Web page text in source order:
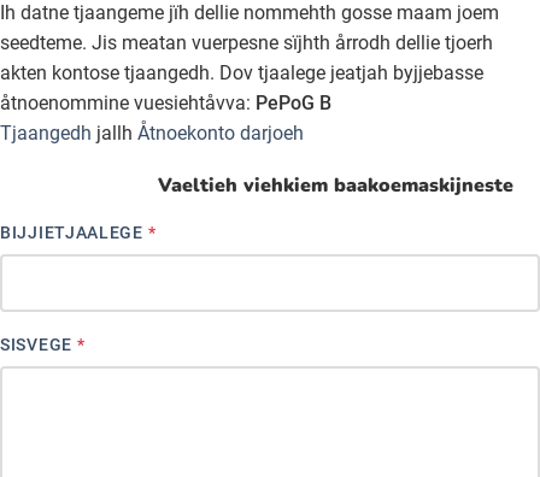
Julevsámegiella (Lulesamiska)
Åarjelsaemiengïele (Sydsamiska)
Davvisámegiella (Nordsamiska)
Bidumsámegiella (Pitesamiska)
Ih datne tjaangeme jïh dellie nommehth gosse maam joem
seedteme. Jis meatan vuerpesne sïjhth årrodh dellie tjoerh
akten kontose tjaangedh. Dov tjaalege jeatjah byjjebasse
åtnoenommine vuesiehtåvva: PePoG B
Tjaangedh jallh Åtnoekonto darjoeh
Vaeltieh viehkiem baakoemaskijneste
BIJJIETJAALEGE *
SISVEGE *